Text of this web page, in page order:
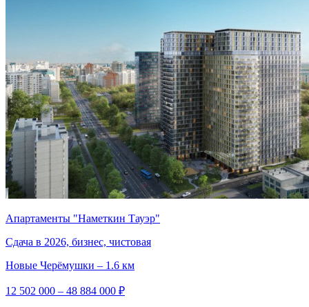
Апартаменты "Наметкин Тауэр"
Сдача в 2026, бизнес, чистовая
Новые Черёмушки – 1.6 км
12 502 000 – 48 884 000 ₽